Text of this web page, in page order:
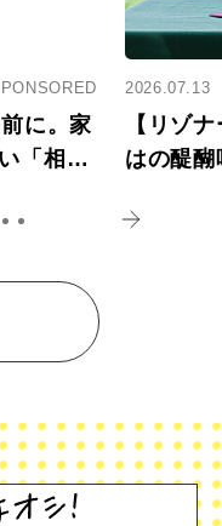
に。家
「相続
2026.07.13
【リゾ
はの醍